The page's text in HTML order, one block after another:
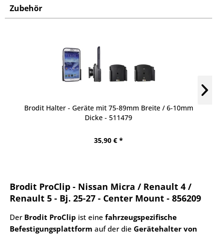
Zubehör
Brodit Halter - Geräte mit 75-89mm Breite / 6-10mm
Dicke - 511479
35,90 € *
Brodit ProClip - Nissan Micra / Renault 4 /
Renault 5 - Bj. 25-27 - Center Mount - 856209
Der Brodit ProClip ist eine fahrzeugspezifische
Befestigungsplattform auf der die Gerätehalter von